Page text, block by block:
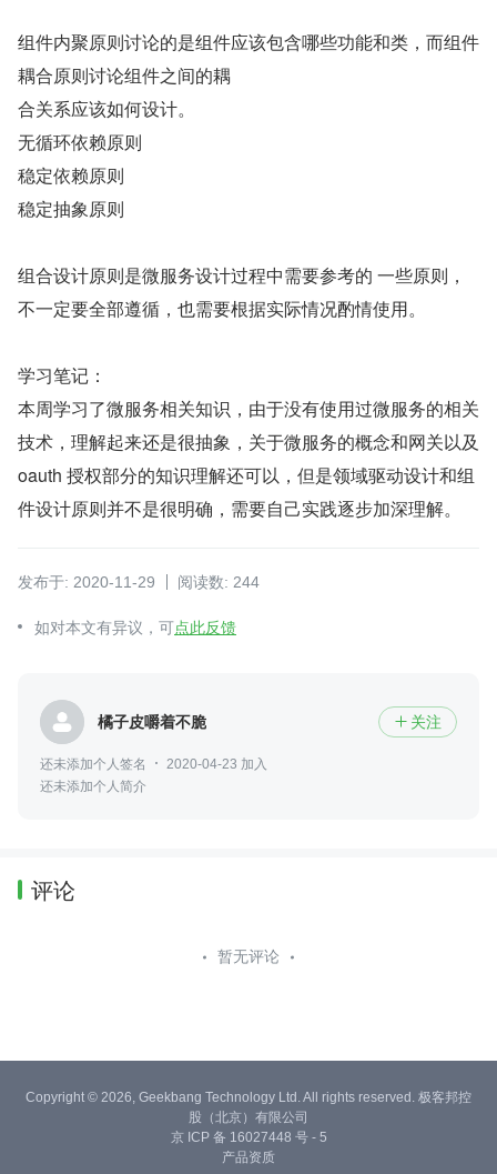
组件内聚原则讨论的是组件应该包含哪些功能和类，而组件
耦合原则讨论组件之间的耦
合关系应该如何设计。
无循环依赖原则
稳定依赖原则
稳定抽象原则
组合设计原则是微服务设计过程中需要参考的 一些原则，
不一定要全部遵循，也需要根据实际情况酌情使用。
学习笔记：
本周学习了微服务相关知识，由于没有使用过微服务的相关
技术，理解起来还是很抽象，关于微服务的概念和网关以及
oauth 授权部分的知识理解还可以，但是领域驱动设计和组
件设计原则并不是很明确，需要自己实践逐步加深理解。
发布于: 2020-11-29 阅读数: 244
如对本文有异议，可点此反馈
橘子皮嚼着不脆  关注
还未添加个人签名
2020-04-23 加入
还未添加个人简介
评论
暂无评论
Copyright © 2026, Geekbang Technology Ltd. All rights reserved. 极客邦控
股（北京）有限公司
京 ICP 备 16027448 号 - 5
产品资质